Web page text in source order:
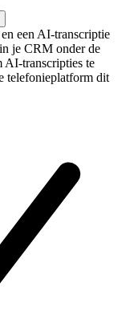
een AI-transcriptie
je CRM onder de
AI-transcripties te
telefonieplatform dit